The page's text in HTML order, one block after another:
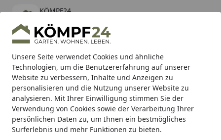
Unsere Seite verwendet Cookies und ähnliche
Technologien, um die Benutzererfahrung auf unserer
Website zu verbessern, Inhalte und Anzeigen zu
personalisieren und die Nutzung unserer Website zu
analysieren. Mit Ihrer Einwilligung stimmen Sie der
Verwendung von Cookies sowie der Verarbeitung Ihrer
persönlichen Daten zu, um Ihnen ein bestmögliches
Surferlebnis und mehr Funktionen zu bieten.
KÖMPF24
kostenlos - Im App Store
Hotline
Alle Produkte
Mein Konto
Suchen
Karibu Pools inkl. gratis Sandfilteranlage & Pool-
Starterset (Gesamtwert bis 468,99€)